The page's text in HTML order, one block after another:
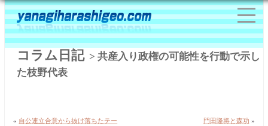
コラム日記> 共産入り政権の可能性を行動で示し
た枝野代表
« 自公連立合意から抜け落ちたテー
門田隆将と森功 »